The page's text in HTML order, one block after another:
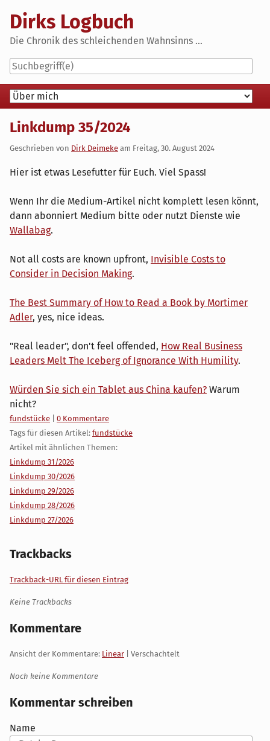
content
Dirks Logbuch
Die Chronik des schleichenden Wahnsinns ...
Navigation
Linkdump 35/2024
Geschrieben von Dirk Deimeke am Freitag, 30. August 2024
Hier ist etwas Lesefutter für Euch. Viel Spass!
Wenn Ihr die Medium-Artikel nicht komplett lesen könnt,
dann abonniert Medium bitte oder nutzt Dienste wie
Wallabag.
Not all costs are known upfront, Invisible Costs to
Consider in Decision Making.
The Best Summary of How to Read a Book by Mortimer
Adler, yes, nice ideas.
"Real leader", don't feel offended, How Real Business
Leaders Melt The Iceberg of Ignorance With Humility.
Würden Sie sich ein Tablet aus China kaufen? Warum
nicht?
Kategorien:
fundstücke
0 Kommentare
Tags für diesen Artikel: fundstücke
Artikel mit ähnlichen Themen:
Linkdump 31/2026
Linkdump 30/2026
Linkdump 29/2026
Linkdump 28/2026
Linkdump 27/2026
Trackbacks
Trackback-URL für diesen Eintrag
Keine Trackbacks
Kommentare
Ansicht der Kommentare: Linear | Verschachtelt
Noch keine Kommentare
Kommentar schreiben
Name